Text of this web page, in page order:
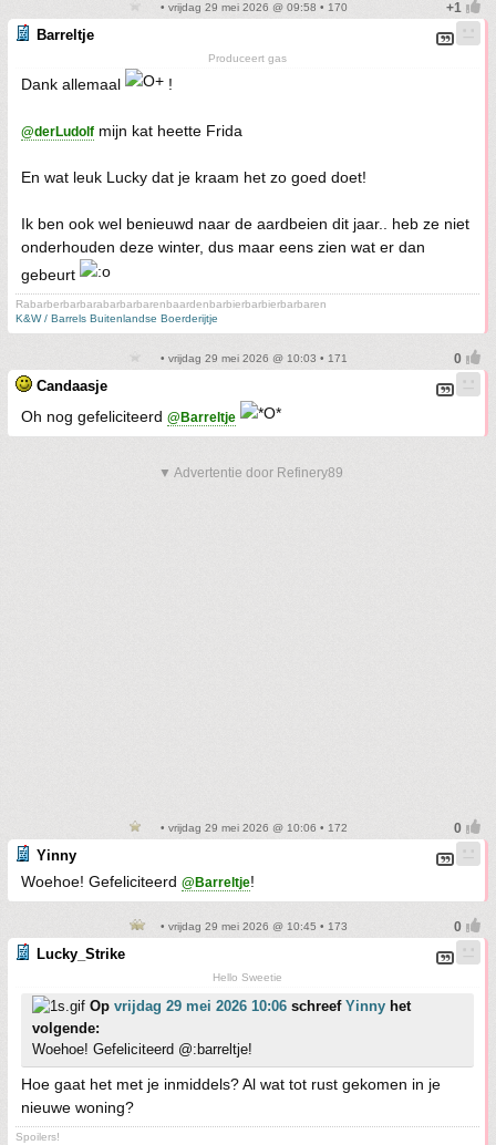
• vrijdag 29 mei 2026 @ 09:58 • 170
Barreltje
Produceert gas
Dank allemaal !
@derLudolf mijn kat heette Frida
En wat leuk Lucky dat je kraam het zo goed doet!
Ik ben ook wel benieuwd naar de aardbeien dit jaar.. heb ze niet
onderhouden deze winter, dus maar eens zien wat er dan
gebeurt
Rabarberbarbarabarbarbarenbaardenbarbierbarbierbarbaren
K&W / Barrels Buitenlandse Boerderijtje
• vrijdag 29 mei 2026 @ 10:03 • 171
Candaasje
Oh nog gefeliciteerd @Barreltje
▼ Advertentie door Refinery89
• vrijdag 29 mei 2026 @ 10:06 • 172
Yinny
Woehoe! Gefeliciteerd @Barreltje!
• vrijdag 29 mei 2026 @ 10:45 • 173
Lucky_Strike
Hello Sweetie
Op vrijdag 29 mei 2026 10:06 schreef Yinny het
volgende:
Woehoe! Gefeliciteerd @:barreltje!
Hoe gaat het met je inmiddels? Al wat tot rust gekomen in je
nieuwe woning?
Spoilers!